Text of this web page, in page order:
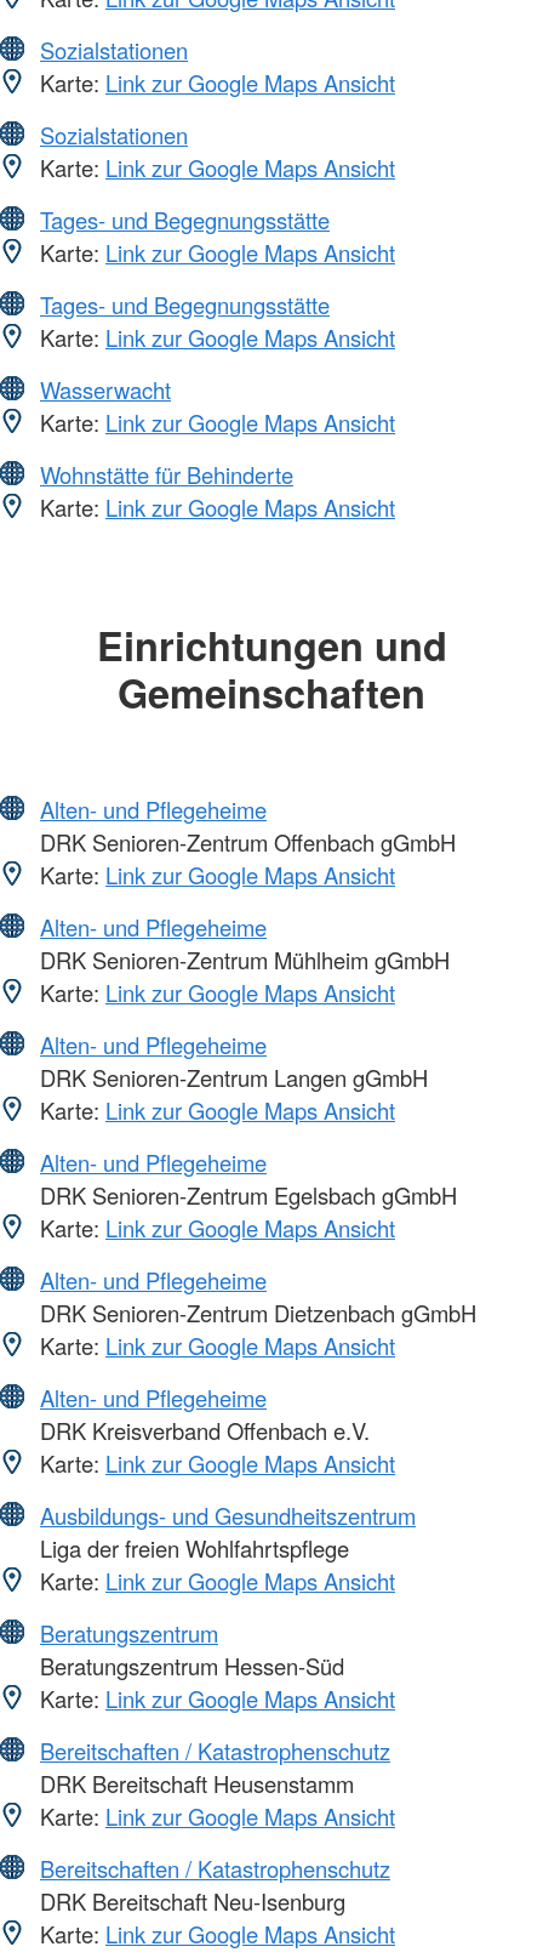
Sozialstationen
Karte: Link zur Google Maps Ansicht
Sozialstationen
Karte: Link zur Google Maps Ansicht
Tages- und Begegnungsstätte
Karte: Link zur Google Maps Ansicht
Tages- und Begegnungsstätte
Karte: Link zur Google Maps Ansicht
Wasserwacht
Karte: Link zur Google Maps Ansicht
Wohnstätte für Behinderte
Karte: Link zur Google Maps Ansicht
Einrichtungen und
Gemeinschaften
Alten- und Pflegeheime
DRK Senioren-Zentrum Offenbach gGmbH
Karte: Link zur Google Maps Ansicht
Alten- und Pflegeheime
DRK Senioren-Zentrum Mühlheim gGmbH
Karte: Link zur Google Maps Ansicht
Alten- und Pflegeheime
DRK Senioren-Zentrum Langen gGmbH
Karte: Link zur Google Maps Ansicht
Alten- und Pflegeheime
DRK Senioren-Zentrum Egelsbach gGmbH
Karte: Link zur Google Maps Ansicht
Alten- und Pflegeheime
DRK Senioren-Zentrum Dietzenbach gGmbH
Karte: Link zur Google Maps Ansicht
Alten- und Pflegeheime
DRK Kreisverband Offenbach e.V.
Karte: Link zur Google Maps Ansicht
Ausbildungs- und Gesundheitszentrum
Liga der freien Wohlfahrtspflege
Karte: Link zur Google Maps Ansicht
Beratungszentrum
Beratungszentrum Hessen-Süd
Karte: Link zur Google Maps Ansicht
Bereitschaften / Katastrophenschutz
DRK Bereitschaft Heusenstamm
Karte: Link zur Google Maps Ansicht
Bereitschaften / Katastrophenschutz
DRK Bereitschaft Neu-Isenburg
Karte: Link zur Google Maps Ansicht